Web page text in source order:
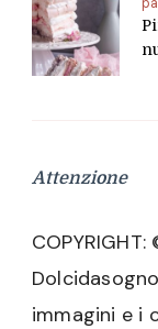
Attenzione
immagini e i